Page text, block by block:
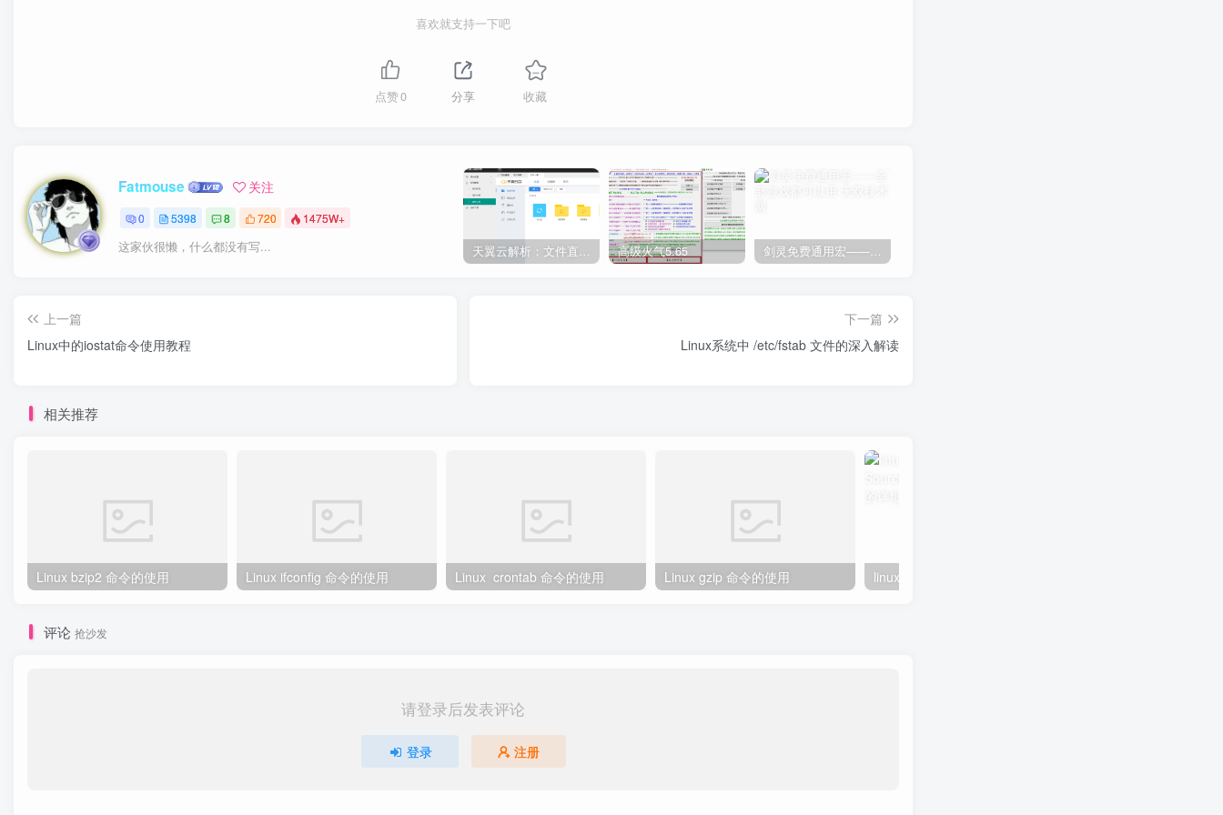
喜欢就支持一下吧
点赞0 分享 收藏
Fatmouse 关注
0 5398 8 720 1475W+
这家伙很懒，什么都没有写... 高级火气5.65
上一篇
Linux中的iostat命令使用教程
下一篇
Linux系统中 /etc/fstab 文件的深入解读
相关推荐
Linux bzip2 命令的使用 Linux ifconfig 命令的使用 Linux crontab 命令的使用 Linux gzip 命令的使用
评论 抢沙发
请登录后发表评论
登录 注册